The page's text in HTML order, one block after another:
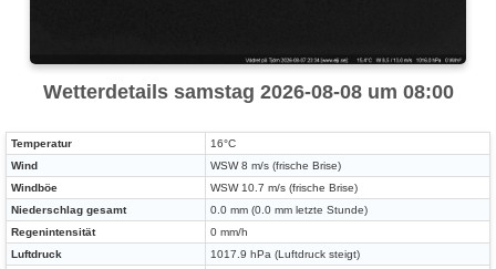
Wetterdetails samstag 2026-08-08 um 08:00
Temperatur
16°C
Wind
WSW 8 m/s (frische Brise)
Windböe
WSW 10.7 m/s (frische Brise)
Niederschlag gesamt
0.0 mm (0.0 mm letzte Stunde)
Regenintensität
0 mm/h
Luftdruck
1017.9 hPa (Luftdruck steigt)